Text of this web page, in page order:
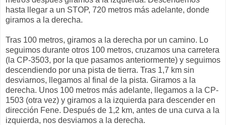
hasta llegar a un STOP, 720 metros más adelante, donde
giramos a la derecha.
Tras 100 metros, giramos a la derecha por un camino. Lo
seguimos durante otros 100 metros, cruzamos una carretera
(la CP-3503, por la que pasamos anteriormente) y seguimos
descendiendo por una pista de tierra. Tras 1,7 km sin
desviarnos, llegamos al final de la pista. Giramos a la
derecha. Unos 100 metros más adelante, llegamos a la CP-
1503 (otra vez) y giramos a la izquierda para descender en
dirección Fene. Después de 1,2 km, antes de una curva a la
izquierda, nos desviamos a la derecha.